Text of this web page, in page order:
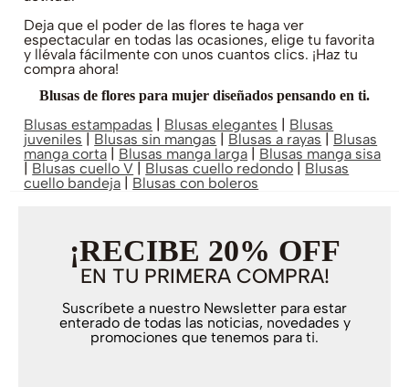
Deja que el poder de las flores te haga ver
espectacular en todas las ocasiones, elige tu favorita
y llévala fácilmente con unos cuantos clics. ¡Haz tu
compra ahora!
Blusas de flores para mujer diseñados pensando en ti.
Blusas estampadas Blusas elegantes
Blusas
juveniles
Blusas sin mangas Blusas a rayas
Blusas
manga corta
Blusas manga larga
Blusas manga sisa
Blusas cuello V Blusas cuello redondo
Blusas
cuello bandeja
Blusas con boleros
¡RECIBE 20% OFF
EN TU PRIMERA COMPRA!
Suscríbete a nuestro Newsletter para estar
enterado de todas las noticias, novedades y
promociones que tenemos para ti.